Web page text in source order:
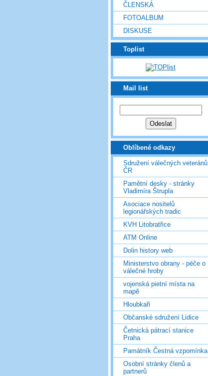
ČLENSKÁ
FOTOALBUM
DISKUSE
Toplist
Mail list
Oblíbené odkazy
Sdružení válečných veteránů
ČR
Pamětní desky - stránky
Vladimíra Štrupla
Asociace nositelů
legionářských tradic
KVH Litobratřice
ATM Online
Dolin history web
Ministerstvo obrany - péče o
válečné hroby
vojenská pietní místa na
mapě
Hloubkaři
Občanské sdružení Lidice
Četnická pátrací stanice
Praha
Památník Čestná vzpomínka
Osobní stránky členů a
partnerů